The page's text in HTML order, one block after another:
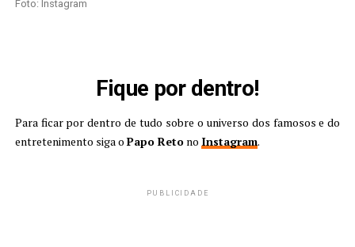
Foto: Instagram
Fique por dentro!
Para ficar por dentro de tudo sobre o universo dos famosos e do
entretenimento siga o Papo Retono Instagram.
PUBLICIDADE